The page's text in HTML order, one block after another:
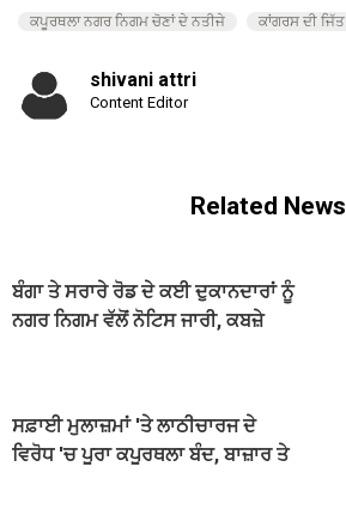
ਕਪੂਰਥਲਾ ਨਗਰ ਨਿਗਮ ਚੋਣਾਂ ਦੇ ਨਤੀਜੇ
ਕਾਂਗਰਸ ਦੀ ਜਿੱਤ
shivani attri
Content Editor
Related News
ਬੰਗਾ ਤੇ ਸਰਾਰੇ ਰੋਡ ਦੇ ਕਈ ਦੁਕਾਨਦਾਰਾਂ ਨੂੰ
ਨਗਰ ਨਿਗਮ ਵੱਲੋਂ ਨੋਟਿਸ ਜਾਰੀ, ਕਬਜ਼ੇ
ਸਫ਼ਾਈ ਮੁਲਾਜ਼ਮਾਂ 'ਤੇ ਲਾਠੀਚਾਰਜ ਦੇ
ਵਿਰੋਧ 'ਚ ਪੂਰਾ ਕਪੂਰਥਲਾ ਬੰਦ, ਬਾਜ਼ਾਰ ਤੇ